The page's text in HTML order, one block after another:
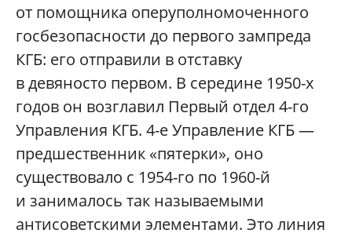
от помощника оперуполномоченного
госбезопасности до первого зампреда
КГБ: его отправили в отставку
в девяносто первом. В середине 1950-х
годов он возглавил Первый отдел 4-го
Управления КГБ. 4-е Управление КГБ —
предшественник «пятерки», оно
существовало с 1954-го по 1960-й
и занималось так называемыми
антисоветскими элементами. Это линия